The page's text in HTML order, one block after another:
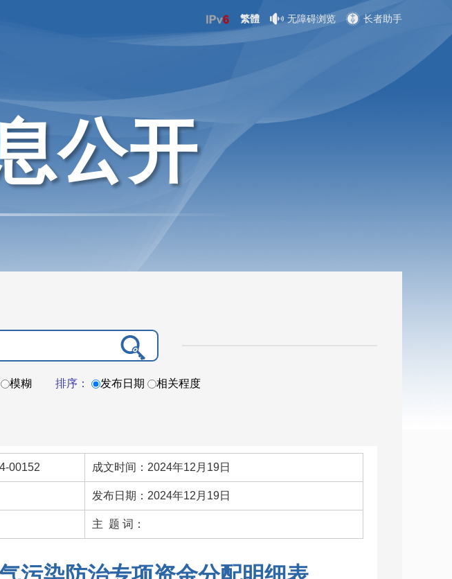
繁體 无障碍浏览 长者助手
公开
模糊 排序： 发布日期 相关程度
00152 成文时间：2024年12月19日
发布日期：2024年12月19日
主 题 词：